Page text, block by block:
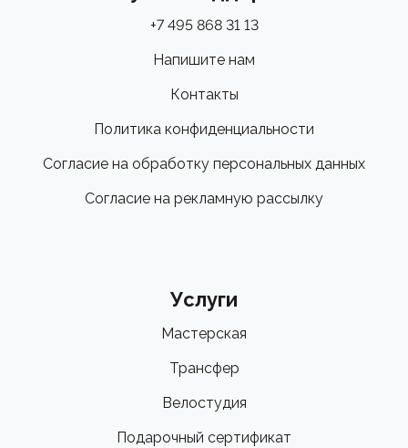
+7 495 868 31 13
Напишите нам
Контакты
Политика конфиденциальности
Согласие на обработку персональных данных
Согласие на рекламную рассылку
Услуги
Мастерская
Трансфер
Велостудия
Подарочный сертификат